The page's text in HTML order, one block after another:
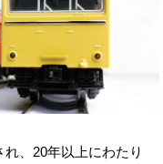
、20年以上にわたり